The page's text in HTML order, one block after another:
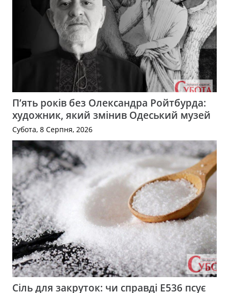
П’ять років без Олександра Ройтбурда:
художник, який змінив Одеський музей
Субота, 8 Серпня, 2026
Сіль для закруток: чи справді Е536 псує